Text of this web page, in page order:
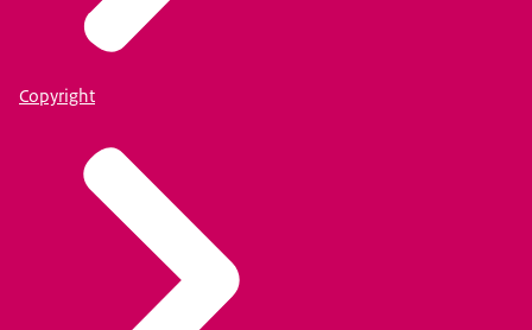
Copyright